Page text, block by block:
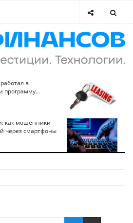
в
программу...
как мошенники
через смартфоны